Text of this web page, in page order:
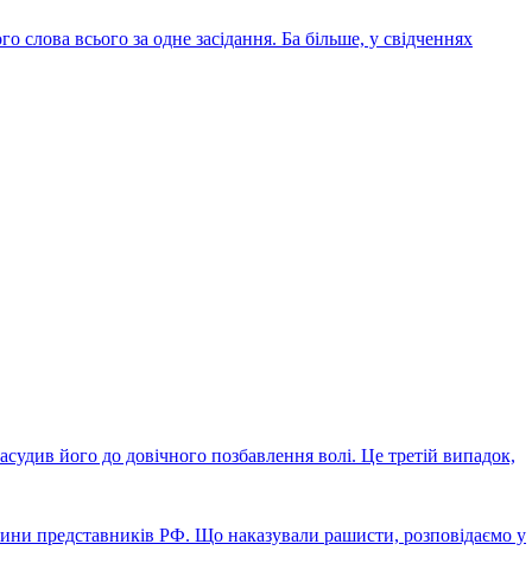
слова всього за одне засідання. Ба більше, у свідченнях
його до довічного позбавлення волі. Це третій випадок,
представників РФ. Що наказували рашисти, розповідаємо у